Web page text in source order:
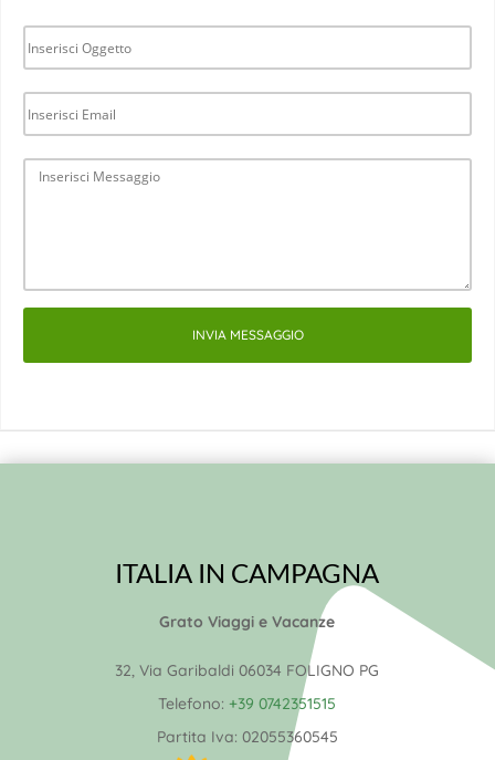
INVIA MESSAGGIO
ITALIA IN CAMPAGNA
Grato Viaggi e Vacanze
32, Via Garibaldi 06034 FOLIGNO PG
Telefono: +39 0742351515
Partita Iva: 02055360545